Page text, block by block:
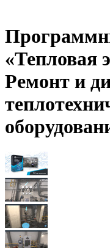
«Тепловая
Ремонт и